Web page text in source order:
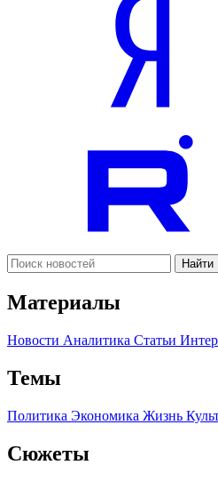
Найти
Материалы
Новости Аналитика Статьи
Темы
Политика Экономика Жизнь
Сюжеты